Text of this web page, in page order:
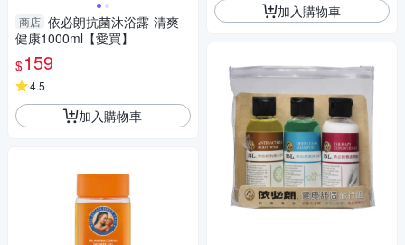
商店 依必朗抗菌沐浴露-清爽
健康1000ml【愛買】
$159
4.5
加入購物車
加入購物車